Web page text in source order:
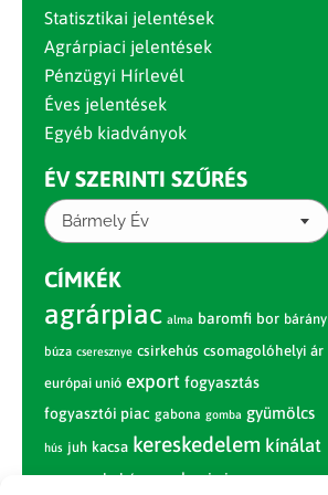
Statisztikai jelentések
Agrárpiaci jelentések
Pénzügyi Hírlevél
Éves jelentések
Egyéb kiadványok
ÉV SZERINTI SZŰRÉS
Bármely Év
CÍMKÉK
agrárpiac alma baromfi bor bárány
búza cseresznye csirkehús csomagolóhelyi ár
európai unió export fogyasztás
fogyasztói piac gabona gomba gyümölcs
hús juh kacsa kereskedelem kínálat
körte marhahús nagybani piac narancs